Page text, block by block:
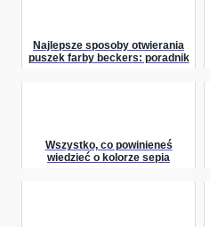
Najlepsze sposoby otwierania
puszek farby beckers: poradnik
Wszystko, co powinieneś
wiedzieć o kolorze sepia